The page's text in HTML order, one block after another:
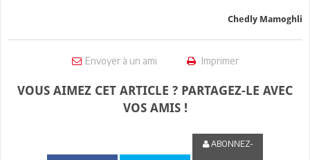
Chedly Mamoghli
Envoyer à un ami Imprimer
VOUS AIMEZ CET ARTICLE ? PARTAGEZ-LE AVEC
VOS AMIS !
ABONNEZ-